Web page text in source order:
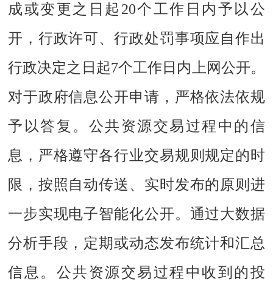
成或变更之日起20个工作日内予以公
开，行政许可、行政处罚事项应自作出
行政决定之日起7个工作日内上网公开。
对于政府信息公开申请，严格依法依规
予以答复。公共资源交易过程中的信
息，严格遵守各行业交易规则规定的时
限，按照自动传送、实时发布的原则进
一步实现电子智能化公开。通过大数据
分析手段，定期或动态发布统计和汇总
信息。公共资源交易过程中收到的投